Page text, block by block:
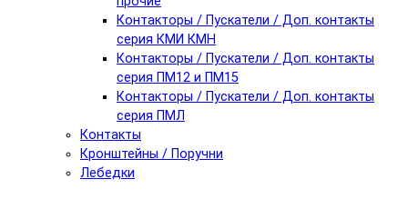
Контакторы / Пускатели / Доп. контакты
серия КМИ КМН
Контакторы / Пускатели / Доп. контакты
серия ПМ12 и ПМ15
Контакторы / Пускатели / Доп. контакты
серия ПМЛ
Контакты
Кронштейны / Поручни
Лебедки